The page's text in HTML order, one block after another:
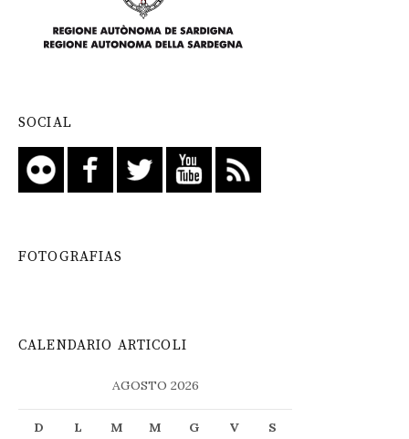
SOCIAL
FOTOGRAFIAS
CALENDARIO ARTICOLI
AGOSTO 2026
D L M M G V S